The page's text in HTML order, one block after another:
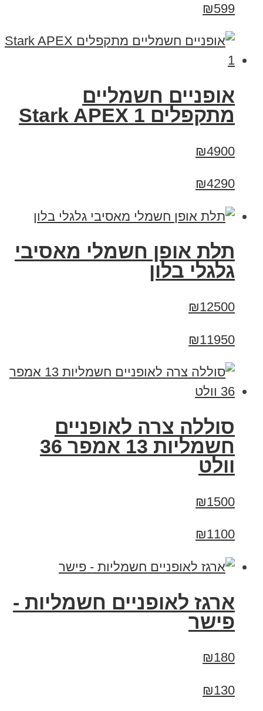
₪599
‏אופניים חשמליים
‏מתקפלים Stark APEX 1
₪4900
₪4290
תלת אופן חשמלי מאסיבי
גלגלי בלון
₪12500
₪11950
סוללה צרה לאופניים
חשמליות 13 אמפר 36
וולט
₪1500
₪1100
ארגז לאופניים חשמליות -
פישר
₪180
₪130